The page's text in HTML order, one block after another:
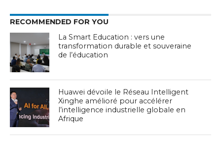
RECOMMENDED FOR YOU
La Smart Education : vers une
transformation durable et souveraine
de l’éducation
Huawei dévoile le Réseau Intelligent
Xinghe amélioré pour accélérer
l’intelligence industrielle globale en
Afrique